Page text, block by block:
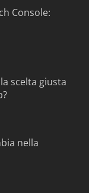
Console:
scelta giusta
nella